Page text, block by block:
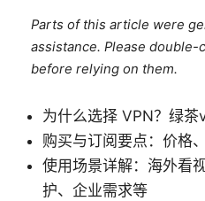
Parts of this article were
assistance. Please
before relying on them.
为什么选择 VPN？绿
购买与订阅要点：价格
使用场景详解：海外看
护、企业需求等